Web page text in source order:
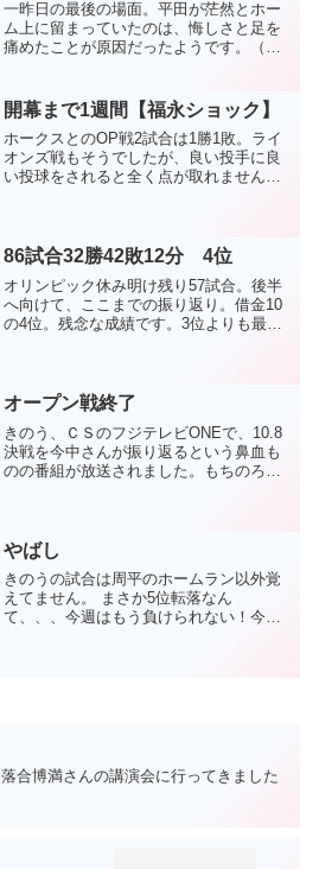
一昨日の最後の場面。平田が茫然とホー
ム上に留まっていたのは、悔しさと足を
痛めたことが原因だったようです。（ス
消えていたことと、分かりやすい別角度
の動画があったことか...
開幕まで1週間【福永ショック】
ホークスとのOP戦2試合は1勝1敗。ライ
オンズ戦もそうでしたが、良い投手に良
い投球をされると全く点が取れません。
ていた矢先。守備の...
86試合32勝42敗12分 4位
オリンピック休み明け残り57試合。後半
へ向けて、ここまでの振り返り。借金10
の4位。残念な成績です。3位よりも最下
御率は3.31で、...
オープン戦終了
きのう、ＣＳのフジテレビONEで、10.8
決戦を今中さんが振り返るという鼻血も
のの番組が放送されました。もちのろん
ました。。ムキーー...
やばし
きのうの試合は周平のホームラン以外覚
えてません。 まさか5位転落なん
て、、、今週はもう負けられない！今フ
落合博満さんの講演会に行ってきました